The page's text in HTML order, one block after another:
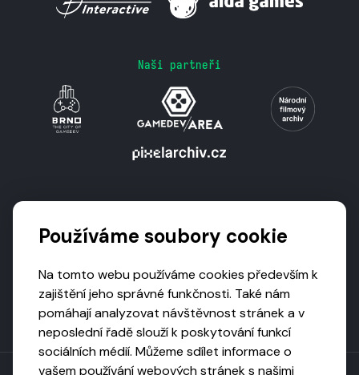
Naši partneři
Používáme soubory cookie
Na tomto webu používáme cookies především k
zajištění jeho správné funkčnosti. Také nám
pomáhají analyzovat návštěvnost stránek a v
neposlední řadě slouží k poskytování funkcí
sociálních médií. Můžeme sdílet informace o
vašem používání webových stránek s našimi